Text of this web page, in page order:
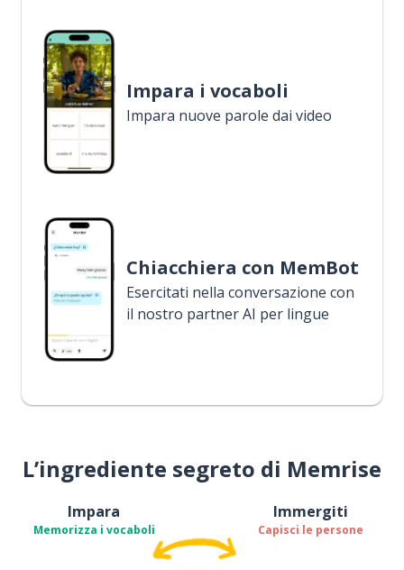
Impara i vocaboli
Impara nuove parole dai video
Chiacchiera con MemBot
Esercitati nella conversazione con
il nostro partner AI per lingue
L’ingrediente segreto di Memrise
Impara
Memorizza i vocaboli
Immergiti
Capisci le persone